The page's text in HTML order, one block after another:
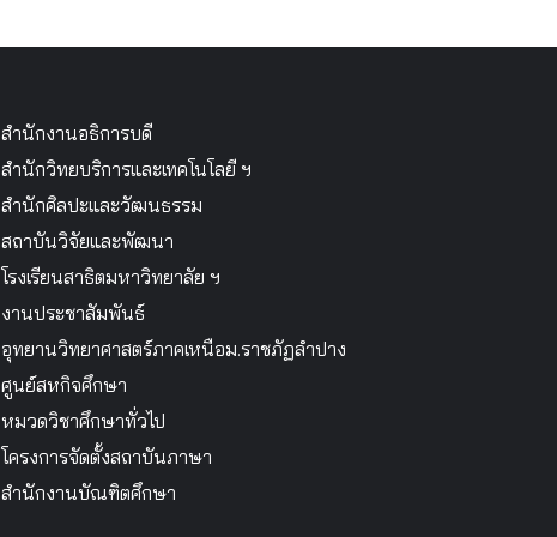
สำนักงานอธิการบดี
สำนักวิทยบริการและเทคโนโลยี ฯ
สำนักศิลปะและวัฒนธรรม
สถาบันวิจัยและพัฒนา
โรงเรียนสาธิตมหาวิทยาลัย ฯ
งานประชาสัมพันธ์
อุทยานวิทยาศาสตร์ภาคเหนือม.ราชภัฏลำปาง
ศูนย์สหกิจศึกษา
หมวดวิชาศึกษาทั่วไป
โครงการจัดตั้งสถาบันภาษา
สำนักงานบัณฑิตศึกษา